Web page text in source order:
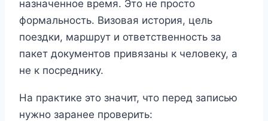
назначенное время. Это не просто
формальность. Визовая история, цель
поездки, маршрут и ответственность за
пакет документов привязаны к человеку, а
не к посреднику.
На практике это значит, что перед записью
нужно заранее проверить: